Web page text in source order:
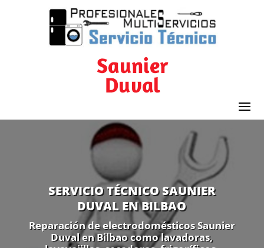
SERVICIO TÉCNICO SAUNIER
DUVAL EN BILBAO
Reparación de electrodomésticos Saunier
Duval en Bilbao como lavadoras,